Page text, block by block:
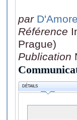
par
Référence
Prague)
Publication
DÉTAILS